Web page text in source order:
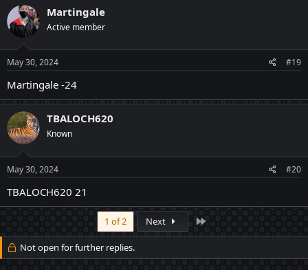
Martingale
Active member
May 30, 2024 #19
Martingale -24
TBALOCH620
Known
May 30, 2024 #20
TBALOCH620 21
1 of 2 Next
Not open for further replies.